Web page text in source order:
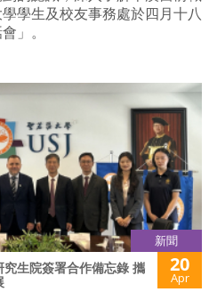
學生及校友事務處於四月十八
」。
新聞
生院簽署合作備忘錄 攜
20
Apr